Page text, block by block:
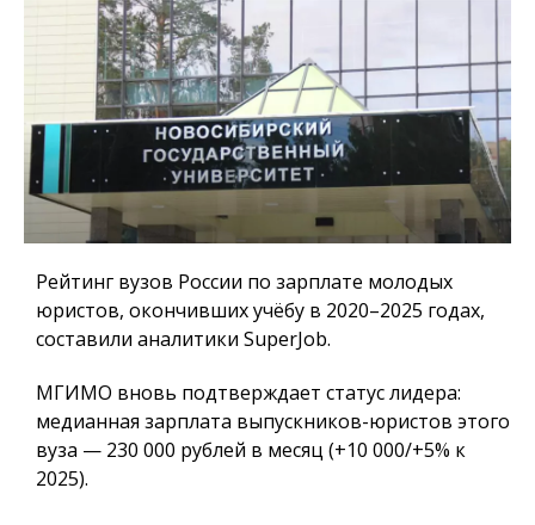
Рейтинг вузов России по зарплате молодых
юристов, окончивших учёбу в 2020–2025 годах,
составили аналитики SuperJob.
МГИМО вновь подтверждает статус лидера:
медианная зарплата выпускников-юристов этого
вуза — 230 000 рублей в месяц (+10 000/+5% к
2025).